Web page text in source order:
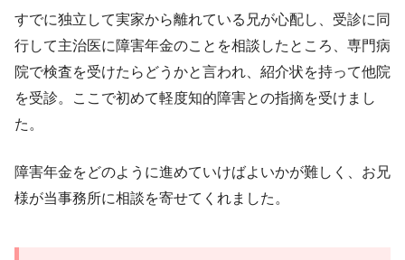
すでに独立して実家から離れている兄が心配し、受診に同
行して主治医に障害年金のことを相談したところ、専門病
院で検査を受けたらどうかと言われ、紹介状を持って他院
を受診。ここで初めて軽度知的障害との指摘を受けまし
た。
障害年金をどのように進めていけばよいかが難しく、お兄
様が当事務所に相談を寄せてくれました。